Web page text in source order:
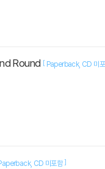
Round [ Paperback CD 미
CD 미포함]